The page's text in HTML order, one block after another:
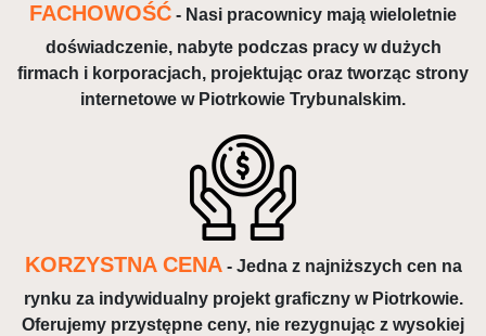
FACHOWOŚĆ - Nasi pracownicy mają wieloletnie
doświadczenie, nabyte podczas pracy w dużych
firmach i korporacjach, projektując oraz tworząc strony
internetowe w Piotrkowie Trybunalskim.
KORZYSTNA CENA- Jedna z najniższych cen na
rynku za indywidualny projekt graficzny w Piotrkowie.
Oferujemy przystępne ceny, nie rezygnując z wysokiej